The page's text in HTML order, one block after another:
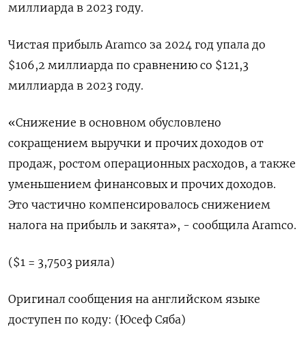
миллиарда в 2023 году.
Чистая прибыль Aramco за 2024 год упала до
$106,2 миллиарда по сравнению со $121,3
миллиарда в 2023 году.
«Снижение в основном обусловлено
сокращением выручки и прочих доходов от
продаж, ростом операционных расходов, а также
уменьшением финансовых и прочих доходов.
Это частично компенсировалось снижением
налога на прибыль и закята», - сообщила Aramco.
($1 = 3,7503 рияла)
Оригинал сообщения на английском языке
доступен по коду: (Юсеф Сяба)